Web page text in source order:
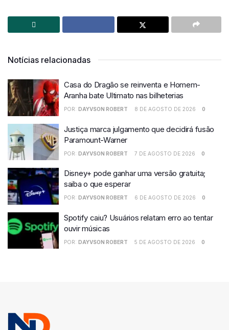
Notícias relacionadas
Casa do Dragão se reinventa e Homem-
Aranha bate Ultimato nas bilheterias
POR: DAYVSON ROBERT 8 DE AGOSTO DE 2026 0
Justiça marca julgamento que decidirá fusão
Paramount-Warner
POR: DAYVSON ROBERT 7 DE AGOSTO DE 2026 0
Disney+ pode ganhar uma versão gratuita;
saiba o que esperar
POR: DAYVSON ROBERT 6 DE AGOSTO DE 2026 0
Spotify caiu? Usuários relatam erro ao tentar
ouvir músicas
POR: DAYVSON ROBERT 5 DE AGOSTO DE 2026 0